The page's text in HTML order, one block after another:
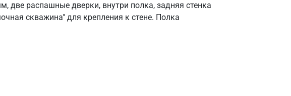
две распашные дверки, внутри полка, задняя стенка
скважина" для крепления к стене. Полка